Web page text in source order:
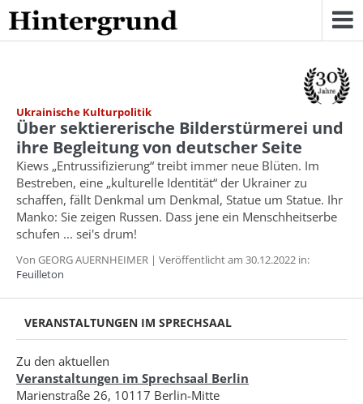
Skip
to
content
Ukrainische Kulturpolitik
Über sektiererische Bilderstürmerei und
ihre Begleitung von deutscher Seite
Kiews „Entrussifizierung“ treibt immer neue Blüten. Im
Bestreben, eine „kulturelle Identität“ der Ukrainer zu
schaffen, fällt Denkmal um Denkmal, Statue um Statue. Ihr
Manko: Sie zeigen Russen. Dass jene ein Menschheitserbe
schufen ... sei's drum!
Von GEORG AUERNHEIMER | Veröffentlicht am 30.12.2022 in:
Feuilleton
VERANSTALTUNGEN IM SPRECHSAAL
Zu den aktuellen
Veranstaltungen im Sprechsaal Berlin
Marienstraße 26, 10117 Berlin-Mitte